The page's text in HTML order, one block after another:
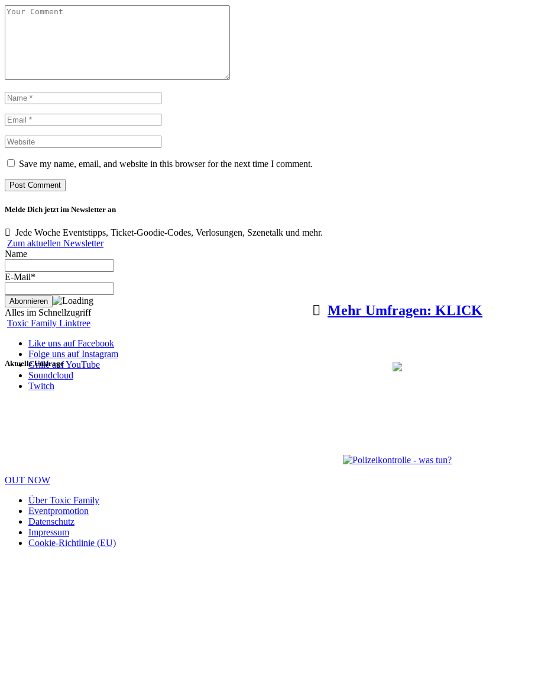
Save my name, email, and website in this browser for the next time I comment.
Melde Dich jetzt im Newsletter an
Jede Woche Eventstipps, Ticket-Goodie-Codes, Verlosungen, Szenetalk und mehr.
Zum aktuellen Newsletter
Name
E-Mail*
Alles im Schnellzugriff
Toxic Family Linktree
Like uns auf Facebook
Folge uns auf Instagram
Grille auf YouTube
Soundcloud
Twitch
Aktuelle Umfrage
Mehr Umfragen: KLICK
OUT NOW
Über Toxic Family
Eventpromotion
Datenschutz
Impressum
Cookie-Richtlinie (EU)